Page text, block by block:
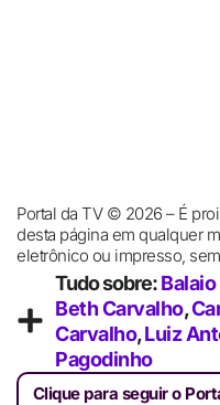
Portal da TV © 2026 – É
desta página em qualquer
eletrônico ou impresso,
Tudo sobre:
Beth Carvalho,
Carvalho,Luiz
Pagodinho
Clique para seguir o